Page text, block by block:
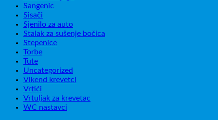
Sangenic
Sisači
Sjenilo za auto
Stalak za sušenje bočica
Stepenice
Torbe
Tute
Uncategorized
Vikend krevetci
Vrtići
Vrtuljak za krevetac
WC nastavci